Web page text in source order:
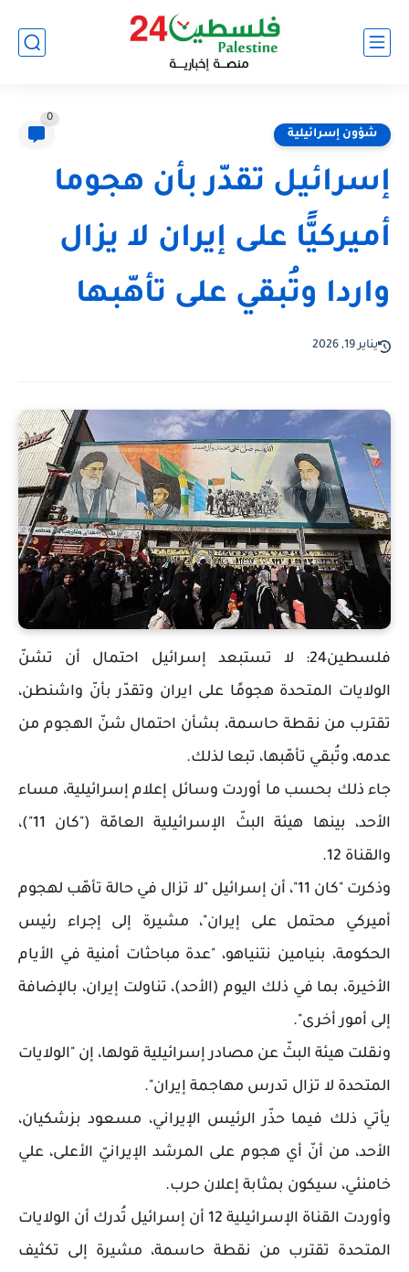
شؤون إسرائيلية
0
إسرائيل تقدّر بأن هجوما
أميركيًّا على إيران لا يزال
واردا وتُبقي على تأهّبها
يناير 19, 2026
فلسطين24: لا تستبعد إسرائيل احتمال أن تشنّ
الولايات المتحدة هجومًا على ايران وتقدّر بأنّ واشنطن،
تقترب من نقطة حاسمة، بشأن احتمال شنّ الهجوم من
عدمه، وتُبقي تأهّبها، تبعا لذلك.
جاء ذلك بحسب ما أوردت وسائل إعلام إسرائيلية، مساء
الأحد، بينها هيئة البثّ الإسرائيلية العامّة ("كان 11")،
والقناة 12.
وذكرت "كان 11"، أن إسرائيل "لا تزال في حالة تأهّب لهجوم
أميركي محتمل على إيران"، مشيرة إلى إجراء رئيس
الحكومة، بنيامين نتنياهو، "عدة مباحثات أمنية في الأيام
الأخيرة، بما في ذلك اليوم (الأحد)، تناولت إيران، بالإضافة
إلى أمور أخرى".
ونقلت هيئة البثّ عن مصادر إسرائيلية قولها، إن "الولايات
المتحدة لا تزال تدرس مهاجمة إيران".
يأتي ذلك فيما حذّر الرئيس الإيراني، مسعود بزشكيان،
الأحد، من أنّ أي هجوم على المرشد الإيرانيّ الأعلى، علي
خامنئي، سيكون بمثابة إعلان حرب.
وأوردت القناة الإسرائيلية 12 أن إسرائيل تُدرك أن الولايات
المتحدة تقترب من نقطة حاسمة، مشيرة إلى تكثيف